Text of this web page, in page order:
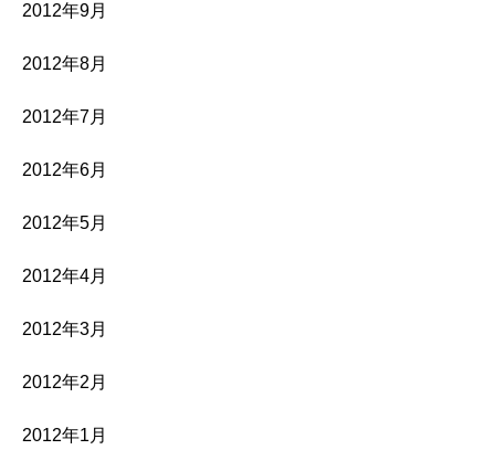
2012年9月
2012年8月
2012年7月
2012年6月
2012年5月
2012年4月
2012年3月
2012年2月
2012年1月